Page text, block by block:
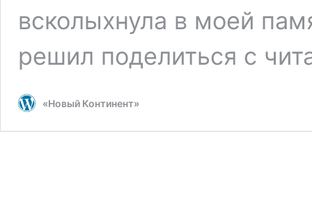
всколыхнула в моей
решил поделиться с
«Новый Континент»